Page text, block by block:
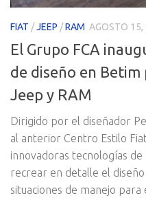
FIAT /JEEP /RAM AGOSTO 15,
El Grupo FCA
de diseño en Betim
Jeep y RAM
Dirigido por el diseñador
al anterior Centro Estilo
innovadoras tecnologías
recrear en detalle el
situaciones de manejo